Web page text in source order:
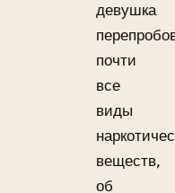
девушка
почти
все
виды
веществ,
об